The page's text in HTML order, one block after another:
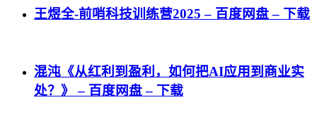
王煜全-前哨科技训练营2025 – 百度网盘 – 下载
混沌《从红利到盈利，如何把AI应用到商业实
处？》 – 百度网盘 – 下载